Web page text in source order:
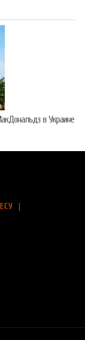
в Украине
|